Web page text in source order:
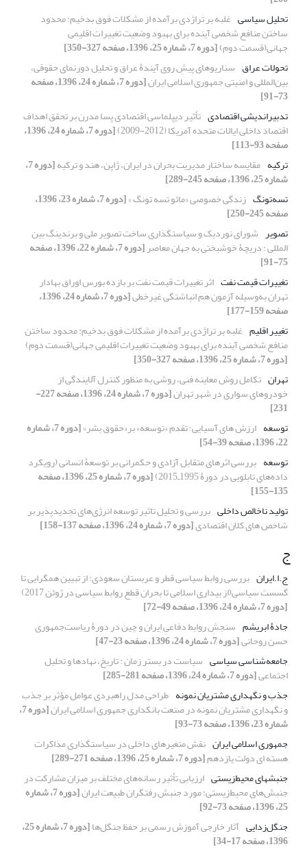
تحلیل‌ سیاسی غلبه بر تراژدی برآمده از مشکلات فوق بدخیم: محدود
ساختن منافع شخصی آینده برای بهبود وضعیت تغییرات اقلیمی
جهانی(قسمت دوم)[دوره 7، شماره 25، 1396، صفحه 327-350]
تحولات عراق سناریوهای پیشِ روی آیندۀ عراق و تحلیل دورنمای حقوقی،
بین‌المللی و امنیتی جمهوری اسلامی ایران [دوره 7، شماره 24، 1396، صفحه
73-91]
تدبیراندیشی اقتصادی تأثیر دیپلماسی اقتصادی پسا مدرن بر تحقق اهداف
اقتصاد داخلی ایالات متحده آمریکا (2012-2009) [دوره 7، شماره 24، 1396،
صفحه 93-113]
ترکیه مقایسه‌ ساختار مدیریت بحران‌ در ایران، ژاپن، هند و ترکیه [دوره 7،
شماره 25، 1396، صفحه 245-289]
تسه‌تونگ زندگی خصوصی «مائو تسه تونگ » [دوره 7، شماره 23، 1396،
صفحه 245-250]
تصویر شورای نوردیک و سیاستگذاری ساخت تصویر ملی و برندینگ بین
المللی ؛ دریچۀ خوشبختی به جهان معاصر [دوره 7، شماره 22، 1396، صفحه
75-91]
تغییرات قیمت نفت اثر تغییرات قیمت نفت بر بازده بورس اوراق بهادار
تهران به‌وسیله آزمون هم انباشتگی غیرخطی [دوره 7، شماره 24، 1396،
صفحه 159-177]
تغییر اقلیم غلبه بر تراژدی برآمده از مشکلات فوق بدخیم: محدود ساختن
منافع شخصی آینده برای بهبود وضعیت تغییرات اقلیمی جهانی(قسمت دوم)
[دوره 7، شماره 25، 1396، صفحه 327-350]
تهران تکامل روش معاینه فنی، روشی به منظور کنترل آلایندگی از
خودروهای سواری در شهر تهران [دوره 7، شماره 24، 1396، صفحه 227-
231]
توسعه ارزش های آسیایی؛ تقدم «توسعه» بر«حقوق بشر» [دوره 7، شماره
22، 1396، صفحه 39-54]
توسعه بررسی اثرهای متقابل آزادی و حکمرانی بر توسعۀ انسانی (رویکرد
داده‌های تابلویی در دورۀ 1995ـ2015) [دوره 7، شماره 25، 1396، صفحه
135-155]
تولید‌ ناخالص داخلی بررسی و تحلیل تاثیر توسعه انرژی‌های تجدیدپذیر بر
شاخص های کلان اقتصادی[دوره 7، شماره 24، 1396، صفحه 137-158]
ج
ج.ا.ایران بررسی روابط سیاسی قطر و عربستان سعودی؛ از تبیین همگرایی تا
گسست سیاسی(از بیداری اسلامی تا بحران قطع روابط سیاسی در ژوئن 2017)
[دوره 7، شماره 24، 1396، صفحه 49-72]
جادۀ ابریشم سنجشِ روابط دفاعیِ ایران و چین در دورۀ ریاست‌جمهوری
حسن روحانی[دوره 7، شماره 24، 1396، صفحه 23-47]
جامعه‌شناسی سیاسی سیاست در بستر زمان : تاریخ، نهادها و تحلیل
اجتماعی[دوره 7، شماره 24، 1396، صفحه 281-285]
جذب و نگهداری مشتریان نمونه طراحی مدل راهبردی عوامل مؤثر بر جذب
و نگهداری مشتریان نمونه در صنعت بانکداری جمهوری اسلامی ایران [دوره 7،
شماره 23، 1396، صفحه 73-93]
جمهوری اسلامی ایران نقش متغیرهای داخلی در سیاستگذاری مذاکرات
هسته ای دولت یازدهم[دوره 7، شماره 25، 1396، صفحه 271-289]
جنبشهای محیط‌زیستی ارزیابی تأثیر رسانه‌های مختلف بر میزان مشارکت در
جنبش‌های محیط‌زیستی: مورد جنبش رفتگران طبیعت ایران [دوره 7، شماره
25، 1396، صفحه 73-92]
جنگل‌زدایی آثار خارجی آموزش رسمی بر حفظ جنگل‌ها [دوره 7، شماره 25،
1396، صفحه 17-34]